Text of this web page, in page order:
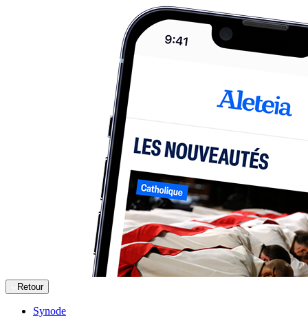
Retour
Synode